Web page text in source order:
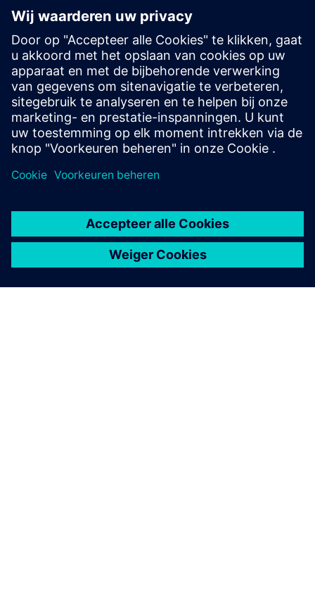
Electrical Engineering BIM
We as a pioneer in Building Information Modeling (BIM) use
it to plan and execute projects with high precision and
efficiency. By virtually building before construction begins,
we reduce conflicts, improve coordination, and enable...
Meer informatie